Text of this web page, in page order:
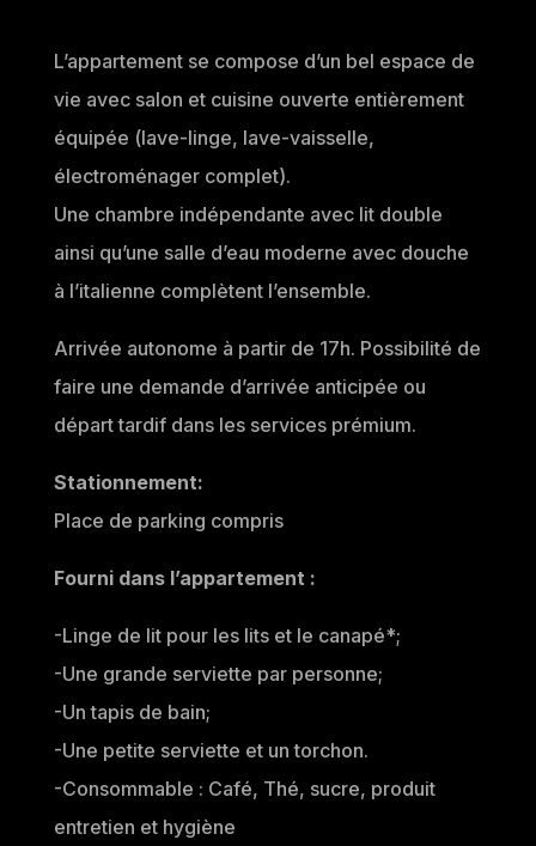
L’appartement se compose d’un bel espace de
vie avec salon et cuisine ouverte entièrement
équipée (lave-linge, lave-vaisselle,
électroménager complet).
Une chambre indépendante avec lit double
ainsi qu’une salle d’eau moderne avec douche
à l’italienne complètent l’ensemble.
Arrivée autonome à partir de 17h. Possibilité de
faire une demande d’arrivée anticipée ou
départ tardif dans les services prémium.
Stationnement:
Place de parking compris
Fourni dans l’appartement :
-Linge de lit pour les lits et le canapé*;
-Une grande serviette par personne;
-Un tapis de bain;
-Une petite serviette et un torchon.
-Consommable : Café, Thé, sucre, produit
entretien et hygiène